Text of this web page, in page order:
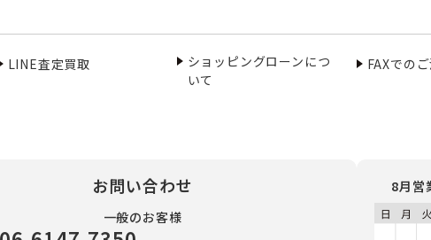
LINE査定買取
ショッピングローンにつ
いて
FAXでの
お問い合わせ
一般のお客様
8月営